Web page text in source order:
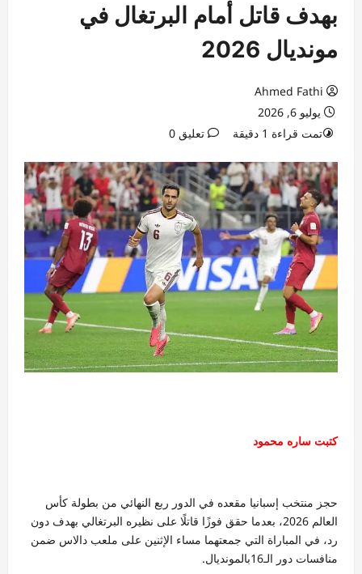
بهدف قاتل أمام البرتغال في
مونديال 2026
Ahmed Fathi
يوليو 6, 2026
تمت قراءة 1 دقيقة
تعليق 0
كتبت ساره محمود
حجز منتخب إسبانيا مقعده في الدور ربع النهائي من بطولة كأس
العالم 2026، بعدما حقق فوزًا قاتلًا على نظيره البرتغالي بهدف دون
رد، في المباراة التي جمعتهما مساء الإثنين على ملعب دالاس ضمن
منافسات دور الـ16بالمونديال.